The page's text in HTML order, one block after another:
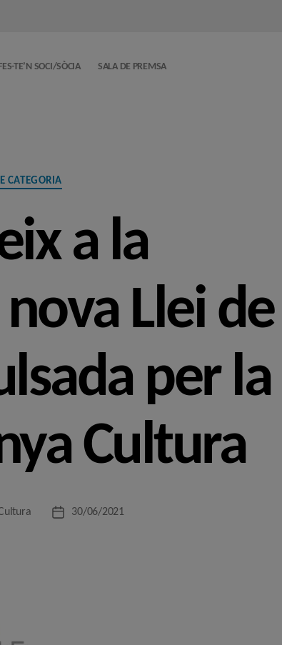
TE’N SOCI/SÒCIA SALA DE PREMSA
CATEGORIA
a la
Llei de
per la
Cultura
Data30/06/2021